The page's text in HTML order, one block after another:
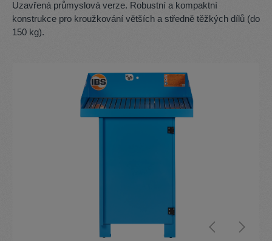
Uzavřená průmyslová verze. Robustní a kompaktní
konstrukce pro kroužkování větších a středně těžkých dílů (do
150 kg).